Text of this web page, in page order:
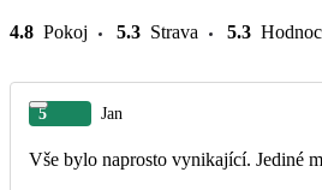
4.8 Pokoj 5.3 Strava 5.3
5 Jan
Vše bylo naprosto vynikající. Jediné